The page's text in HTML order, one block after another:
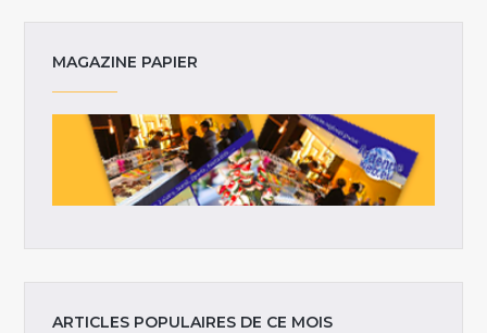
MAGAZINE PAPIER
ARTICLES POPULAIRES DE CE MOIS